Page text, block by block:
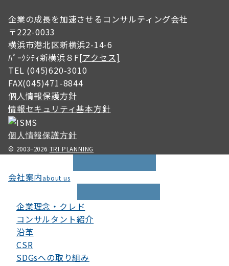
企業の成長を加速させるコンサルティング会社
〒222-0033
横浜市港北区新横浜2-14-6
ﾊﾟｰｸｼﾃｨ新横浜８F[アクセス]
TEL (045)620-3010
FAX(045)471-8844
個人情報保護方針
情報セキュリティ基本方針
個人情報保護方針
© 2003−2026 TRI PLANNING
会社案内about us
企業理念・クレド
コンサルタント紹介
沿革
CSR
SDGsへの取り組み